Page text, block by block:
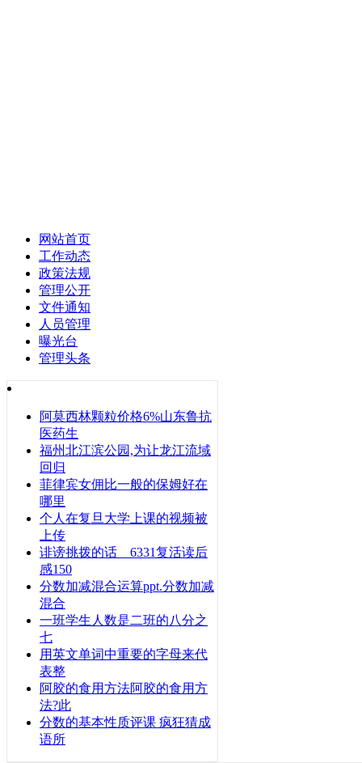
网站首页
工作动态
政策法规
管理公开
文件通知
人员管理
曝光台
管理头条
阿莫西林颗粒价格6%山东鲁抗
医药生
福州北江滨公园,为让龙江流域
回归
菲律宾女佣比一般的保姆好在
哪里
个人在复旦大学上课的视频被
上传
诽谤挑拨的话 6331复活读后
感150
分数加减混合运算ppt.分数加减
混合
一班学生人数是二班的八分之
七
用英文单词中重要的字母来代
表整
阿胶的食用方法阿胶的食用方
法?此
分数的基本性质评课 疯狂猜成
语所